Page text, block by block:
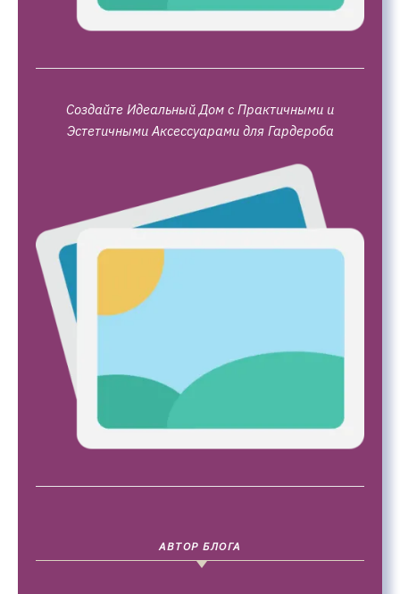
Создайте Идеальный Дом с Практичными и
Эстетичными Аксессуарами для Гардероба
АВТОР БЛОГА